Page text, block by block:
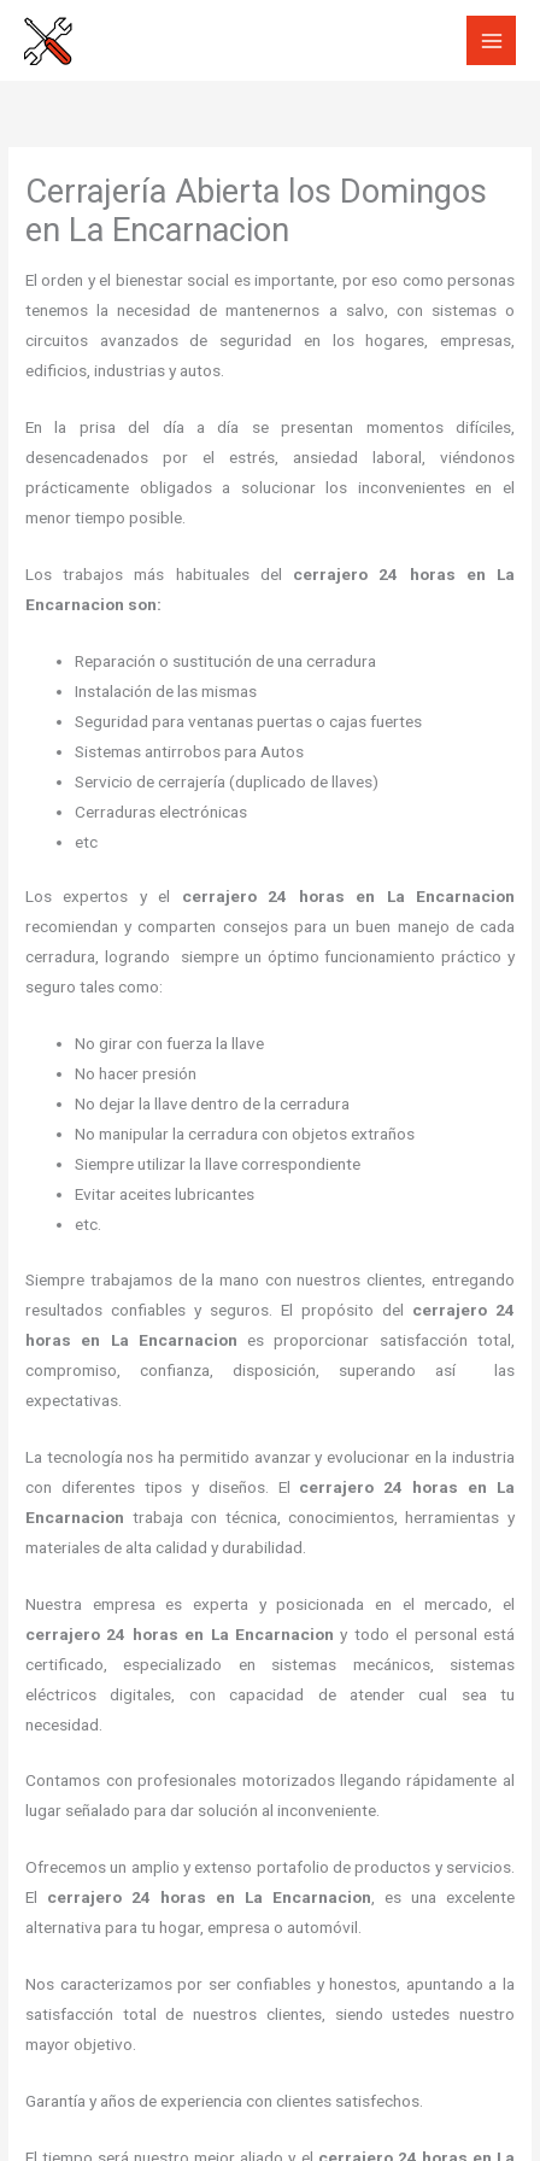
Cerrajería Abierta los Domingos
en La Encarnacion
El orden y el bienestar social es importante, por eso como personas
tenemos la necesidad de mantenernos a salvo, con sistemas o
circuitos avanzados de seguridad en los hogares, empresas,
edificios, industrias y autos.
En la prisa del día a día se presentan momentos difíciles,
desencadenados por el estrés, ansiedad laboral, viéndonos
prácticamente obligados a solucionar los inconvenientes en el
menor tiempo posible.
Los trabajos más habituales del cerrajero 24 horas en La
Encarnacion son:
Reparación o sustitución de una cerradura
Instalación de las mismas
Seguridad para ventanas puertas o cajas fuertes
Sistemas antirrobos para Autos
Servicio de cerrajería (duplicado de llaves)
Cerraduras electrónicas
etc
Los expertos y el cerrajero 24 horas
en La Encarnacion
recomiendan y comparten consejos para un buen manejo de cada
cerradura, logrando siempre un óptimo funcionamiento práctico y
seguro tales como:
No girar con fuerza la llave
No hacer presión
No dejar la llave dentro de la cerradura
No manipular la cerradura con objetos extraños
Siempre utilizar la llave correspondiente
Evitar aceites lubricantes
etc.
Siempre trabajamos de la mano con nuestros clientes, entregando
resultados confiables y seguros. El propósito del cerrajero 24
horas en La Encarnacion es proporcionar satisfacción total,
compromiso, confianza, disposición, superando así las
expectativas.
La tecnología nos ha permitido avanzar y evolucionar en la industria
con diferentes tipos y diseños. El cerrajero 24 horas en La
Encarnacion trabaja con técnica, conocimientos, herramientas y
materiales de alta calidad y durabilidad.
Nuestra empresa es experta y posicionada en el mercado, el
cerrajero 24 horas en La Encarnacion y todo el personal está
certificado, especializado en sistemas mecánicos, sistemas
eléctricos digitales, con capacidad de atender cual sea tu
necesidad.
Contamos con profesionales motorizados llegando rápidamente al
lugar señalado para dar solución al inconveniente.
Ofrecemos un amplio y extenso portafolio de productos y servicios.
El cerrajero 24 horas en La Encarnacion, es una excelente
alternativa para tu hogar, empresa o automóvil.
Nos caracterizamos por ser confiables y honestos, apuntando a la
satisfacción total de nuestros clientes, siendo ustedes nuestro
mayor objetivo.
Garantía y años de experiencia con clientes satisfechos.